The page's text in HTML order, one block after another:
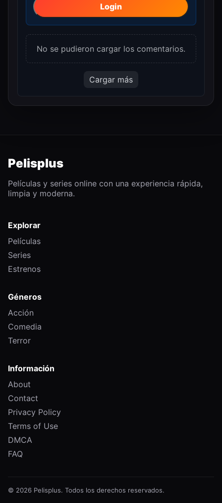
Login
No se pudieron cargar los comentarios.
Cargar más
Pelisplus
Películas y series online con una experiencia rápida,
limpia y moderna.
Explorar
Películas
Series
Estrenos
Géneros
Acción
Comedia
Terror
Información
About
Contact
Privacy Policy
Terms of Use
DMCA
FAQ
© 2026 Pelisplus. Todos los derechos reservados.